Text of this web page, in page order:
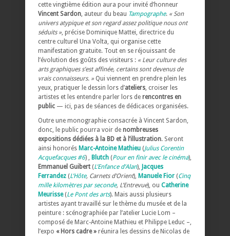
cette vingtième édition aura pour invité d’honneur
Vincent Sardon , auteur du beau Tampographe. « Son
univers atypique et son regard assez politique nous ont
séduits » , précise Dominique Mattei, directrice du
centre culturel Una Volta, qui organise cette
manifestation gratuite. Tout en se réjouissant de
l’évolution des goûts des visiteurs : « Leur culture des
arts graphiques s’est affinée, certains sont devenus de
vrais connaisseurs. » Qui viennent en prendre plein les
yeux, pratiquer le dessin lors d’ateliers , croiser les
artistes et les entendre parler lors de rencontres en
public — ici, pas de séances de dédicaces organisées.
Outre une monographie consacrée à Vincent Sardon,
donc, le public pourra voir de nombreuses
expositions dédiées à la BD et à l’illustration. Seront
ainsi honorés Marc-Antoine Mathieu (Julius Corentin
Acquefacques #6) , Blutch (Pour en finir avec le cinéma),
Emmanuel Guibert (L’Enfance d’Alan), Jacques
Ferrandez (L’Hôte, Carnets d’Orient), Manuele Fior (Cinq
mille kilomètres par seconde, L’Entrevue), ou Catherine
Meurisse(Le Pont des arts). Mais aussi plusieurs
artistes ayant travaillé sur le thème du musée et de la
peinture : scénographiée par l’atelier Lucie Lom –
composé de Marc-Antoine Mathieu et Philippe Leduc –,
l’expo « Hors cadre » réunira les dessins de Nicolas de